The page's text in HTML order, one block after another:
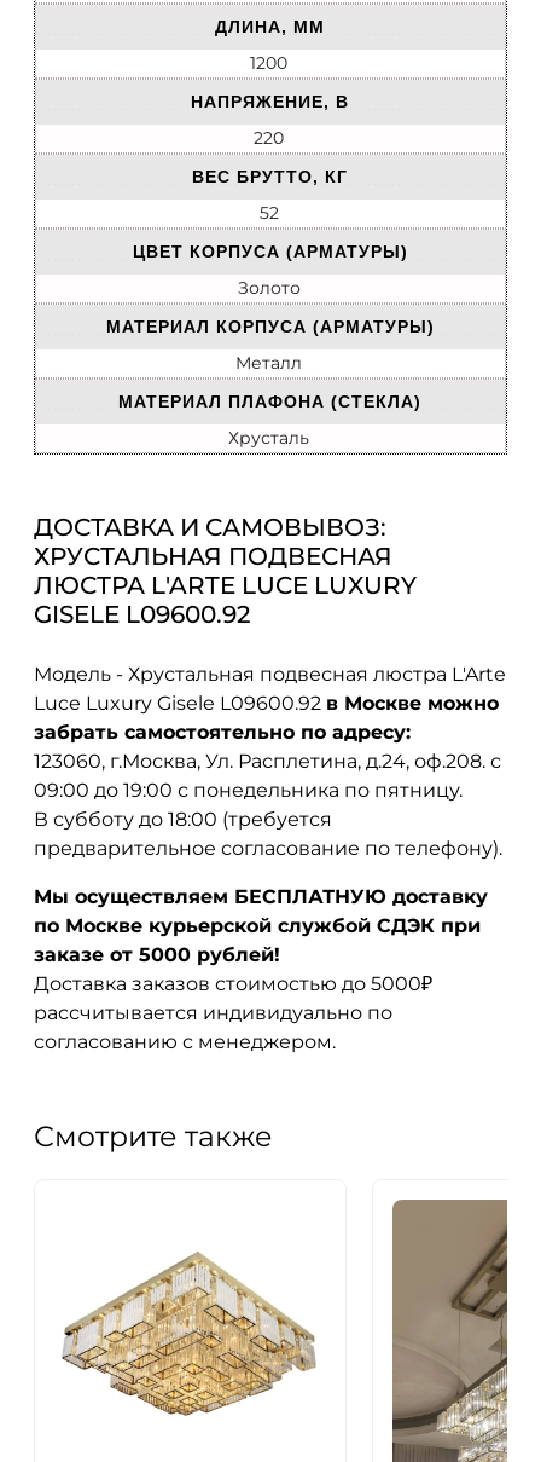
ДЛИНА, ММ
1200
НАПРЯЖЕНИЕ, В
220
ВЕС БРУТТО, КГ
52
ЦВЕТ КОРПУСА (АРМАТУРЫ)
Золото
МАТЕРИАЛ КОРПУСА (АРМАТУРЫ)
Металл
МАТЕРИАЛ ПЛАФОНА (СТЕКЛА)
Хрусталь
ДОСТАВКА И САМОВЫВОЗ:
ХРУСТАЛЬНАЯ ПОДВЕСНАЯ
ЛЮСТРА L'ARTE LUCE LUXURY
GISELE L09600.92
Модель - Хрустальная подвесная люстра L'Arte
Luce Luxury Gisele L09600.92 в Москве можно
забрать самостоятельно по адресу:
123060, г.Москва, Ул. Расплетина, д.24, оф.208. с
09:00 до 19:00 с понедельника по пятницу.
В субботу до 18:00 (требуется
предварительное согласование по телефону).
Мы осуществляем БЕСПЛАТНУЮ доставку
по Москве курьерской службой СДЭК при
заказе от 5000 рублей!
Доставка заказов стоимостью до 5000₽
рассчитывается индивидуально по
согласованию с менеджером.
Смотрите также